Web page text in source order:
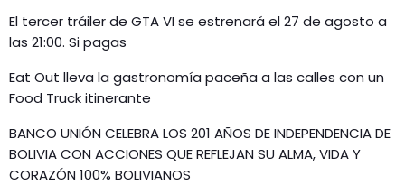
El tercer tráiler de GTA VI se estrenará el 27 de agosto a
las 21:00. Si pagas
Eat Out lleva la gastronomía paceña a las calles con un
Food Truck itinerante
BANCO UNIÓN CELEBRA LOS 201 AÑOS DE INDEPENDENCIA DE
BOLIVIA CON ACCIONES QUE REFLEJAN SU ALMA, VIDA Y
CORAZÓN 100% BOLIVIANOS